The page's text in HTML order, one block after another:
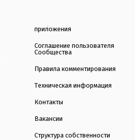
приложения
Соглашение пользователя
Сообщества
Правила комментирования
Техническая информация
Контакты
Вакансии
Структура собственности